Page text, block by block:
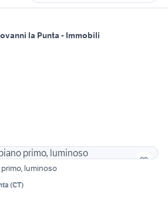
la Punta - Immobili
luminoso
(CT)